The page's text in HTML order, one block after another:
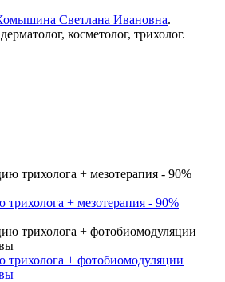
Светлана Ивановна.
косметолог, трихолог.
трихолога + мезотерапия - 90%
трихолога + фотобиомодуляции